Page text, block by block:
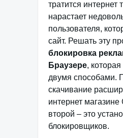
тратится интернет
нарастает
пользователя,
сайт. Решать эту
блокировка
Браузере,
двумя способами.
скачивание
интернет магазине
второй – это
блокировщиков.